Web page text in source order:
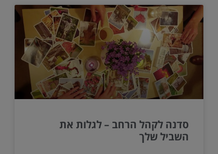
סדנה לקהל הרחב – לגלות את
השביל שלך